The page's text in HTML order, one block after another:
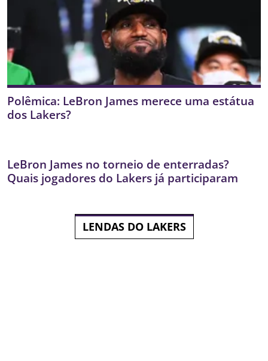
Polêmica: LeBron James merece uma estátua
dos Lakers?
LeBron James no torneio de enterradas?
Quais jogadores do Lakers já participaram
LENDAS DO LAKERS